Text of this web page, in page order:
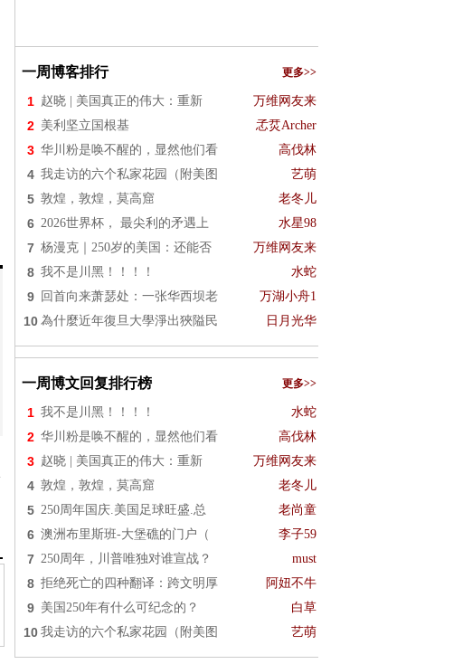
一周博客排行 更多>>
1 赵晓 | 美国真正的伟大：重新 万维网友来
2 美利坚立国根基 孞烎Archer
3 华川粉是唤不醒的，显然他们看 高伐林
4 我走访的六个私家花园（附美图 艺萌
5 敦煌，敦煌，莫高窟 老冬儿
6 2026世界杯， 最尖利的矛遇上 水星98
7 杨漫克｜250岁的美国：还能否 万维网友来
8 我不是川黑！！！！ 水蛇
9 回首向来萧瑟处：一张华西坝老 万湖小舟1
10 為什麼近年復旦大學淨出狹隘民 日月光华
一周博文回复排行榜 更多>>
1 我不是川黑！！！！ 水蛇
2 华川粉是唤不醒的，显然他们看 高伐林
3 赵晓 | 美国真正的伟大：重新 万维网友来
4 敦煌，敦煌，莫高窟 老冬儿
5 250周年国庆.美国足球旺盛.总 老尚童
6 澳洲布里斯班-大堡礁的门户（ 李子59
7 250周年，川普唯独对谁宣战？ must
8 拒绝死亡的四种翻译：跨文明厚 阿妞不牛
9 美国250年有什么可纪念的？ 白草
10 我走访的六个私家花园（附美图 艺萌